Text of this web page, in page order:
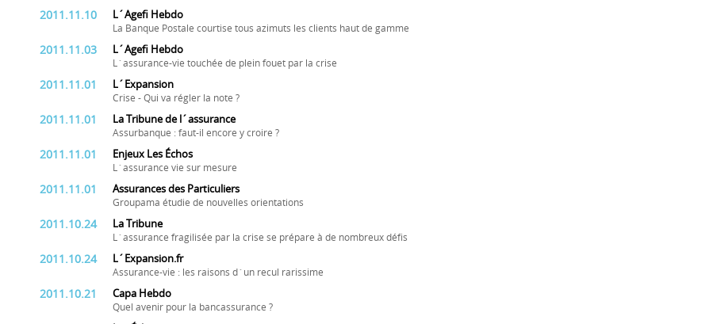
2011.11.10 L´Agefi Hebdo
La Banque Postale courtise tous azimuts les clients haut de gamme
2011.11.03 L´Agefi Hebdo
L´assurance-vie touchée de plein fouet par la crise
2011.11.01 L´Expansion
Crise - Qui va régler la note ?
2011.11.01 La Tribune de l´assurance
Assurbanque : faut-il encore y croire ?
2011.11.01 Enjeux Les Échos
L´assurance vie sur mesure
2011.11.01 Assurances des Particuliers
Groupama étudie de nouvelles orientations
2011.10.24 La Tribune
L´assurance fragilisée par la crise se prépare à de nombreux défis
2011.10.24 L´Expansion.fr
Assurance-vie : les raisons d´un recul rarissime
2011.10.21 Capa Hebdo
Quel avenir pour la bancassurance ?